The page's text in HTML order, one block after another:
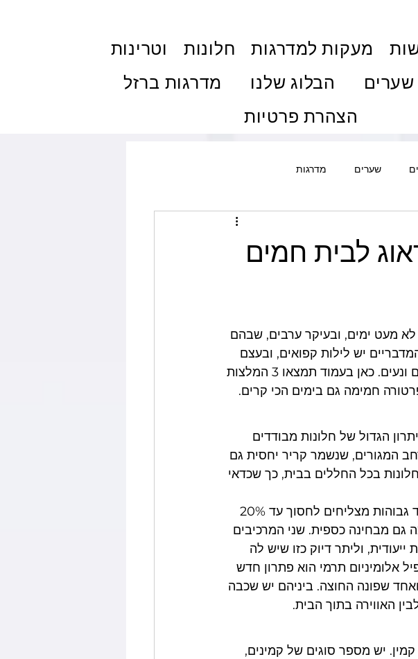
מעקות למדרגות חלונות
וטרינות
שערים הבלוג שלנו
מדרגות ברזל
הצהרת פרטיות
שערים מדרגות
לבית חמים
מעט ימים, ובעיקר ערבים, שבהם
יש לילות קפואים, ובעצם
גם במישור החוף כשבחוץ גשום וסוער יש רצון טבעי לבית חמים ונעים. כאן בעמוד תמצאו 3 המלצות
חמימה גם בימים הכי קרים.
הגדול של חלונות מבודדים
המגורים, שנשמר קריר יחסית גם
בכל החללים בבית, כך שכדאי
מבחינה כספית. שני המרכיבים
וליתר דיוק כזו שיש לה
אלומיניום תרמי הוא פתרון חדש
שפונה פנימה ואחד שפונה החוצה. ביניהם יש שכבה
האווירה בתוך הבית.
יש מספר סוגים של קמינים,